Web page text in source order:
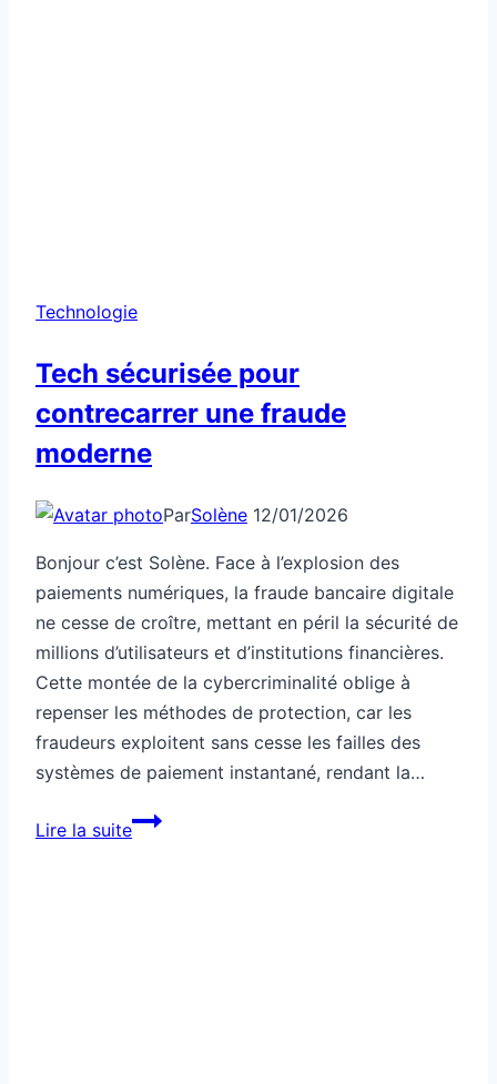
Technologie
Tech sécurisée pour
contrecarrer une fraude
moderne
ParSolène 12/01/2026
Bonjour c’est Solène. Face à l’explosion des
paiements numériques, la fraude bancaire digitale
ne cesse de croître, mettant en péril la sécurité de
millions d’utilisateurs et d’institutions financières.
Cette montée de la cybercriminalité oblige à
repenser les méthodes de protection, car les
fraudeurs exploitent sans cesse les failles des
systèmes de paiement instantané, rendant la…
Lire la suiteTech